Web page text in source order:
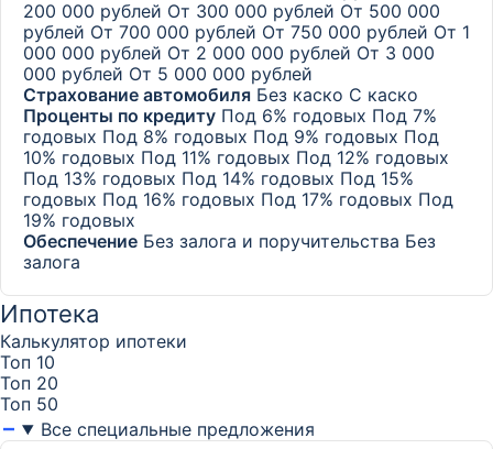
200 000 рублей От 300 000 рублей От 500 000
рублей От 700 000 рублей От 750 000 рублей От 1
000 000 рублей От 2 000 000 рублей От 3 000
000 рублей От 5 000 000 рублей
Страхование автомобиля Без каско С каско
Проценты по кредиту Под 6% годовых Под 7%
годовых Под 8% годовых Под 9% годовых Под
10% годовых Под 11% годовых Под 12% годовых
Под 13% годовых Под 14% годовых Под 15%
годовых Под 16% годовых Под 17% годовых Под
19% годовых
Обеспечение Без залога и поручительства Без
залога
Ипотека
Калькулятор ипотеки
Топ 10
Топ 20
Топ 50
Все специальные предложения